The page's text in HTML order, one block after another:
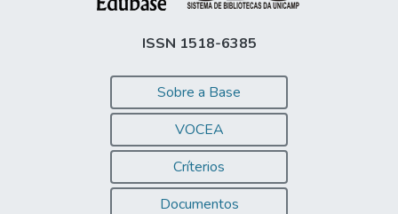
ISSN 1518-6385
Sobre a Base
VOCEA
Críterios
Documentos